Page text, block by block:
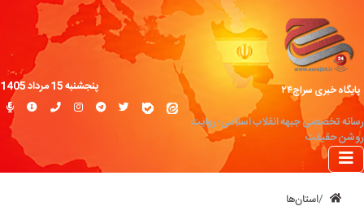
پایگاه خبری سراج۲۴
رسانه تخصصی جبهه انقلاب اسلامی؛ روایت
روشن حقیقت
پنجشنبه 15 مرداد 1405
استان‌ها